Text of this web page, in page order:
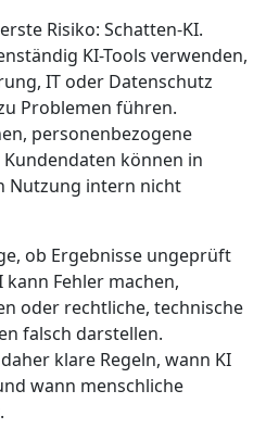
Risiko: Schatten-KI.
KI-Tools verwenden,
IT oder Datenschutz
Problemen führen.
personenbezogene
können in
Nutzung intern nicht
ob Ergebnisse ungeprüft
Fehler machen,
oder rechtliche, technische
falsch darstellen.
klare Regeln, wann KI
wann menschliche